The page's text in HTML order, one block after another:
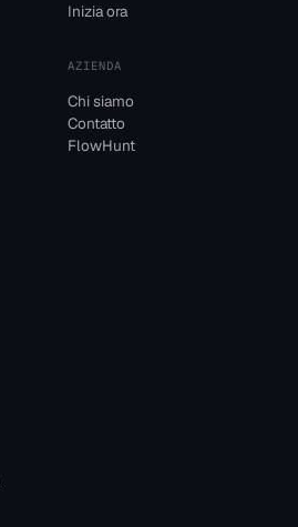
Inizia ora
AZIENDA
Chi siamo
Contatto
FlowHunt